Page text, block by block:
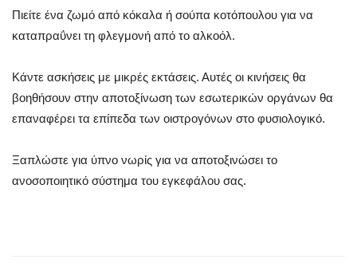
Πιείτε ένα ζωμό από κόκαλα ή σούπα κοτόπουλου για να
καταπραΰνει τη φλεγμονή από το αλκοόλ.
Κάντε ασκήσεις με μικρές εκτάσεις. Αυτές οι κινήσεις θα
βοηθήσουν στην αποτοξίνωση των εσωτερικών οργάνων θα
επαναφέρει τα επίπεδα των οιστρογόνων στο φυσιολογικό.
Ξαπλώστε για ύπνο νωρίς για να αποτοξινώσει το
ανοσοποιητικό σύστημα του εγκεφάλου σας.